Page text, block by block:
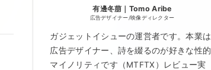
有邊冬萠｜Tomo Aribe
広告デザイナー/映像ディレクター
ガジェットイシューの運営者です。本業は
広告デザイナー、詩を綴るのが好きな性的
マイノリティです（MTFTX）レビュー実